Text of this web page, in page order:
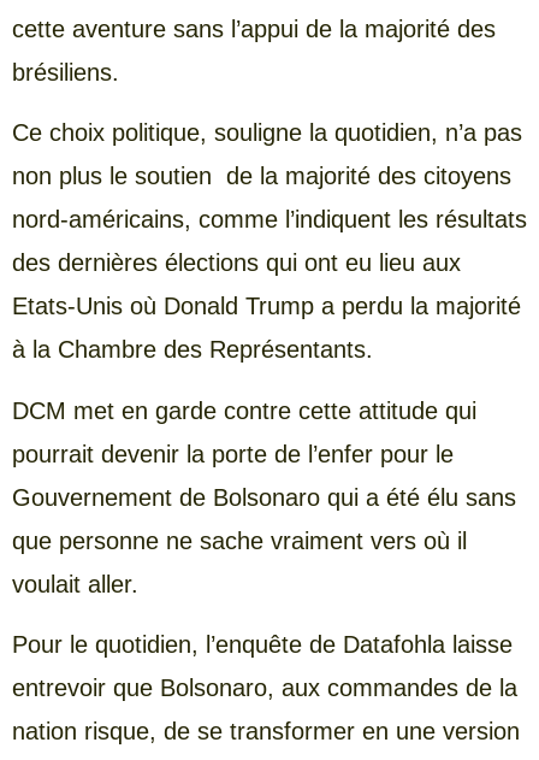
cette aventure sans l’appui de la majorité des
brésiliens.
Ce choix politique, souligne la quotidien, n’a pas
non plus le soutien de la majorité des citoyens
nord-américains, comme l’indiquent les résultats
des dernières élections qui ont eu lieu aux
Etats-Unis où Donald Trump a perdu la majorité
à la Chambre des Représentants.
DCM met en garde contre cette attitude qui
pourrait devenir la porte de l’enfer pour le
Gouvernement de Bolsonaro qui a été élu sans
que personne ne sache vraiment vers où il
voulait aller.
Pour le quotidien, l’enquête de Datafohla laisse
entrevoir que Bolsonaro, aux commandes de la
nation risque, de se transformer en une version